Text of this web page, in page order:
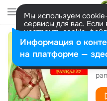
Мы используем
сервисы для вас. Если
настроить cookie-
представитель.
Разрешить все
Информация о
на платформе —